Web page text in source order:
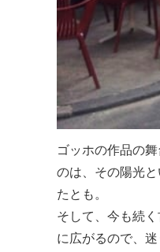
ゴッホの作品の
のは、その陽光
たとも。
そして、今も続
に広がるので、